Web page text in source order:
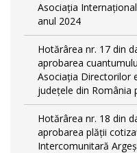
Asociația
anul 2024
Hotărârea nr. 17 din
aprobarea
Asociația Directorilor
județele din România
Hotărârea nr. 18 din
aprobarea plății
Intercomunitară